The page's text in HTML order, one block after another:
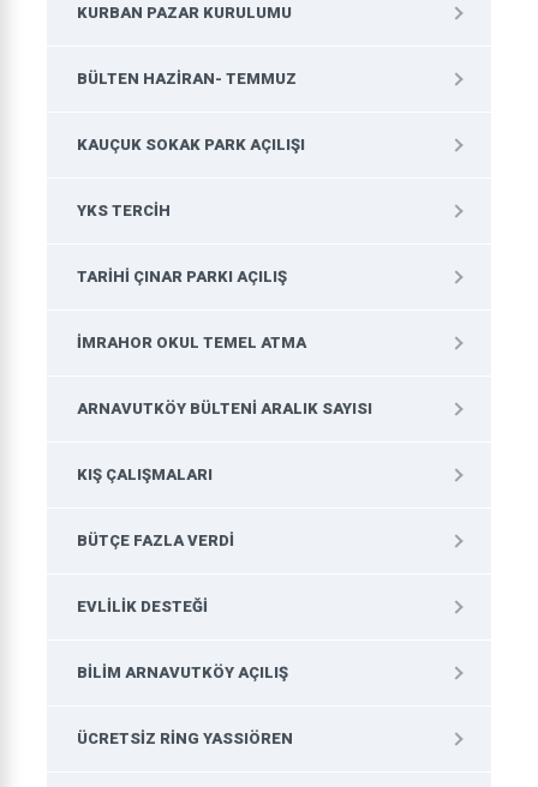
KURBAN PAZAR KURULUMU
BÜLTEN HAZIRAN- TEMMUZ
KAUÇUK SOKAK PARK AÇILIŞI
YKS TERCIH
TARIHI ÇINAR PARKI AÇILIŞ
İMRAHOR OKUL TEMEL ATMA
ARNAVUTKÖY BÜLTENI ARALIK SAYISI
KIŞ ÇALIŞMALARI
BÜTÇE FAZLA VERDI
EVLILIK DESTEĞI
BILIM ARNAVUTKÖY AÇILIŞ
ÜCRETSIZ RING YASSIÖREN